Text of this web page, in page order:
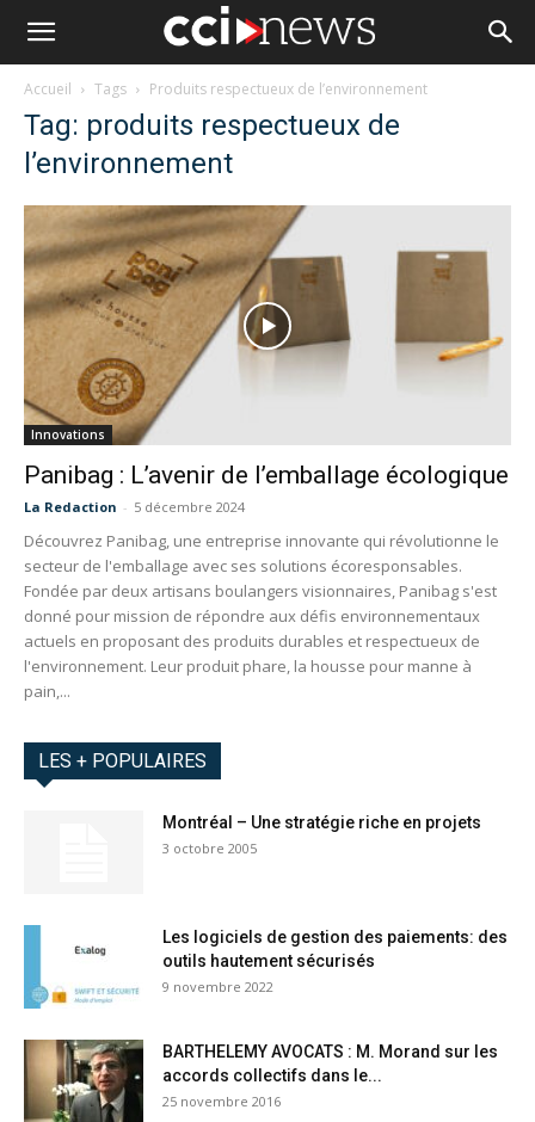
Accueil Tags Produits respectueux de l’environnement
Tag: produits respectueux de
l’environnement
Innovations
Panibag : L’avenir de l’emballage écologique
La Redaction - 5 décembre 2024
Découvrez Panibag, une entreprise innovante qui révolutionne le
secteur de l'emballage avec ses solutions écoresponsables.
Fondée par deux artisans boulangers visionnaires, Panibag s'est
donné pour mission de répondre aux défis environnementaux
actuels en proposant des produits durables et respectueux de
l'environnement. Leur produit phare, la housse pour manne à
pain,...
LES + POPULAIRES
Montréal – Une stratégie riche en projets
3 octobre 2005
Les logiciels de gestion des paiements: des
outils hautement sécurisés
9 novembre 2022
BARTHELEMY AVOCATS : M. Morand sur les
accords collectifs dans le...
25 novembre 2016